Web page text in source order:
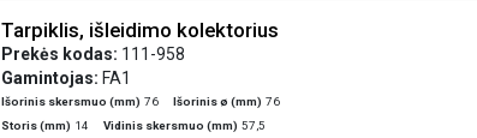
Tarpiklis, išleidimo kolektorius
Prekės kodas: 111-958
Gamintojas: FA1
Išorinis skersmuo (mm) 76 Išorinis ø (mm) 76
Storis (mm) 14 Vidinis skersmuo (mm) 57,5